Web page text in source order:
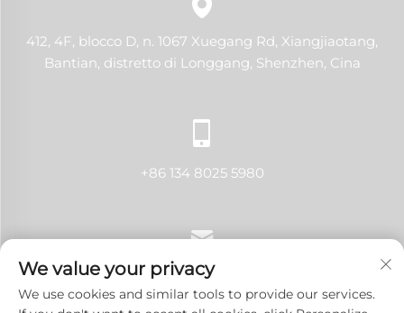
412, 4F, blocco D, n. 1067 Xuegang Rd, Xiangjiaotang,
Bantian, distretto di Longgang, Shenzhen, Cina
+86 134 8025 5980
[email protected]
We value your privacy
We use cookies and similar tools to provide our services.